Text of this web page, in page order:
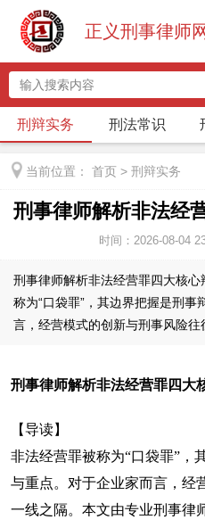
正义刑事律师
刑辩实务 刑法常识
当前位置： 首页 > 刑辩实务
刑事律师解析非法经
时间：2026-08-04
刑事律师解析非法经营罪四大核
称为“口袋罪”，其边界把握是刑
言，经营模式的创新与刑事风险往
刑事律师解析非法经营罪四大
【导读】
非法经营罪被称为“口袋罪”，
与重点。对于企业家而言，经
一线之隔。本文由专业刑事律